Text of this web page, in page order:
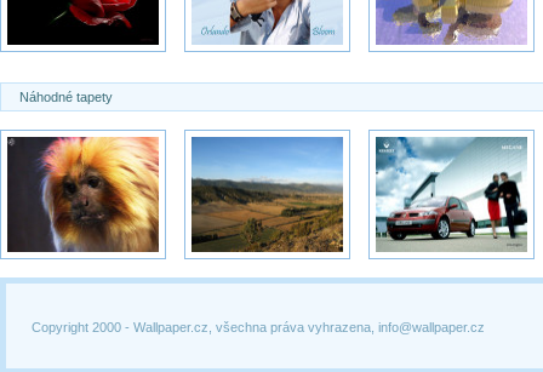
Náhodné tapety
Copyright 2000 - Wallpaper.cz, všechna práva vyhrazena, info@wallpaper.cz